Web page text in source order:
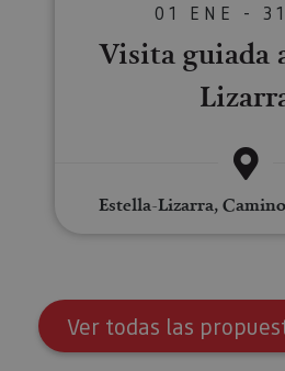
01 ENE -
Visita guiada
Estella-Lizarra,
Ver todas las